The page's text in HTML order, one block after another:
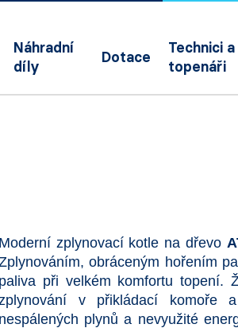
Náhradní
díly
Dotace
Technici a
topenáři
Moderní zplynovací kotle na dřevo
obráceným hořením
paliva při velkém komfortu topení.
v přikládací komoře
nespálených plynů a nevyužité